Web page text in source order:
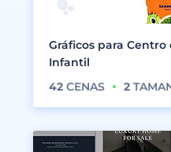
Gráficos para
Infantil
42 CENAS 2